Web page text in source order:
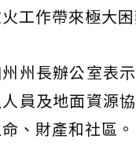
工作帶來極大困
州長辦公室表
員及地面資源
、財產和社區。